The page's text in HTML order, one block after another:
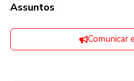
Assuntos
Comunicar